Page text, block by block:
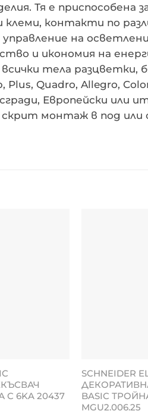
Тя е приспособена
контакти по
на
и икономия на
тела разцветки,
Quadro, Allegro,
Европейски или
монтаж в под или
C 6KA 20437
SCHNEIDER
BASIC
MGU2.006.25